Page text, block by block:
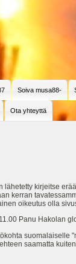
Soiva musa88-
Ota yhteyttä
kirjeitse
kerran
oikeutus olla
Panu Hakolan
suomalaiselle
saamatta